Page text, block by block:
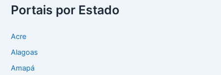
Portais por Estado
Acre
Alagoas
Amapá